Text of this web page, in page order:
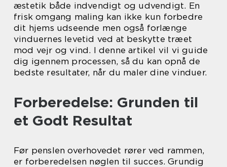
æstetik både indvendigt og udvendigt. En
frisk omgang maling kan ikke kun forbedre
dit hjems udseende men også forlænge
vinduernes levetid ved at beskytte træet
mod vejr og vind. I denne artikel vil vi guide
dig igennem processen, så du kan opnå de
bedste resultater, når du maler dine vinduer.
Forberedelse: Grunden til
et Godt Resultat
Før penslen overhovedet rører ved rammen,
er forberedelsen nøglen til succes. Grundig